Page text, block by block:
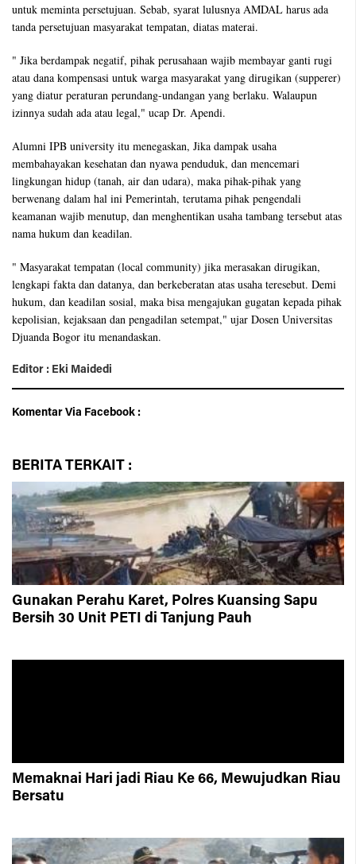
untuk meminta persetujuan. Sebab, syarat lulusnya AMDAL harus ada
tanda persetujuan masyarakat tempatan, diatas materai.
" Jika berdampak negatif, pihak perusahaan wajib membayar ganti rugi
atau dana kompensasi untuk warga masyarakat yang dirugikan (supperer)
yang diatur peraturan perundang-undangan yang berlaku. Walaupun
izinnya sudah ada atau legal," ucap Dr. Apendi.
Alumni IPB university itu menegaskan, Jika dampak usaha
membahayakan kesehatan dan nyawa penduduk, dan mencemari
lingkungan hidup (tanah, air dan udara), maka pihak-pihak yang
berwenang dalam hal ini Pemerintah, terutama pihak pengendali
keamanan wajib menutup, dan menghentikan usaha tambang tersebut atas
nama hukum dan keadilan.
" Masyarakat tempatan (local community) jika merasakan dirugikan,
lengkapi fakta dan datanya, dan berkeberatan atas usaha teresebut. Demi
hukum, dan keadilan sosial, maka bisa mengajukan gugatan kepada pihak
kepolisian, kejaksaan dan pengadilan setempat," ujar Dosen Universitas
Djuanda Bogor itu menandaskan.
Editor : Eki Maidedi
Komentar Via Facebook :
BERITA TERKAIT :
Gunakan Perahu Karet, Polres Kuansing Sapu
Bersih 30 Unit PETI di Tanjung Pauh
Memaknai Hari jadi Riau Ke 66, Mewujudkan Riau
Bersatu